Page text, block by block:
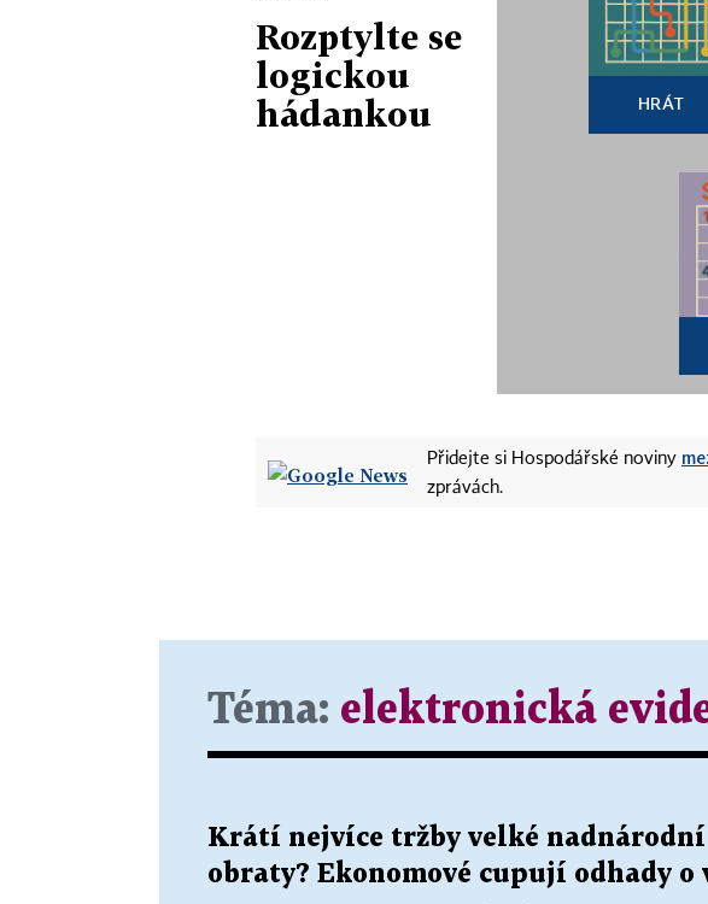
Rozptylte se
logickou
hádankou
HRÁT
Přidejte si Hospodářské noviny
zprávách.
Téma: elektronická
Krátí nejvíce tržby velké
obraty? Ekonomové cupují odhady o